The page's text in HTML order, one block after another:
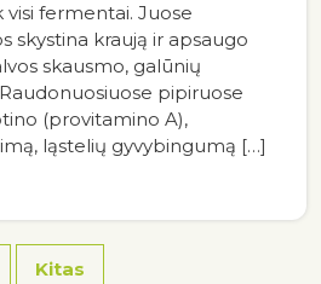
fermentai. Juose
skystina kraują ir apsaugo
skausmo, galūnių
pipiruose
(provitamino A),
ląstelių gyvybingumą […]
Kitas